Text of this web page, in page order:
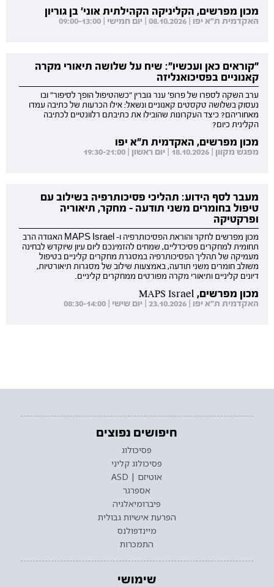
מכון מפרשים, הקליניקה הקהילתית אוני' בן גוריון
האקדמית ת"א יפו | 08.10.2026 | יום חמישי | 09:00-13:00
"קוראים כאן ועכשיו": שיח על שלושה תיאורי מקרה
קאנוניים בפסיכואנליזה
ערב השקה לספרו של פרופ' ענר גוברין "כשהטיפול הופך לסיפור" ובו
נעסוק בשלושה טקסטים קאנוניים ונשאל: אילו הכרעות של כתיבה עמדו
מאחוריהם? כיצד העקרונות שהובילו את כתיבתם רלוונטיים לכתיבה
הקלינית כיום?
מכון מפרשים, האקדמית ת"א יפו
מפגש מקוון | 18.10.2026 | יום ראשון | 19:30-21:00
מעבר לסף הידוע: תהליכי פסיכותרפיה בשילוב עם
טיפול בחומרים משני תודעה - מחקר, תיאוריה
ופרקטיקה
מכון מפרשים לחקר והוראת הפסיכותרפיה ו- MAPS Israel האגודה הרב
תחומית למחקרים פסיכדליים, שמחים להזמינכם ליום עיון שיוקדש לבחינה
מעמיקה של תהליך הפסיכותרפיה במסגרת מחקרים קליניים בטיפול
משולב חומרים משני תודעה, באמצעות שילוב של מסגרות תיאורטיות,
דיונים קליניים ותיאורי מקרה מפורטים ממחקרים קליניים.
מכון מפרשים, MAPS Israel
האקדמית ת"א יפו | 23.10.2026 | יום שישי | 08:30-14:00
חיפושים נפוצים
פסיכולוג
פסיכולוג קליני
אוטיזם | ASD
אספרגר
פיברומיאלגיה
הפרעת אישיות גבולית
מיינדפולנס
התמכרות
שימושי